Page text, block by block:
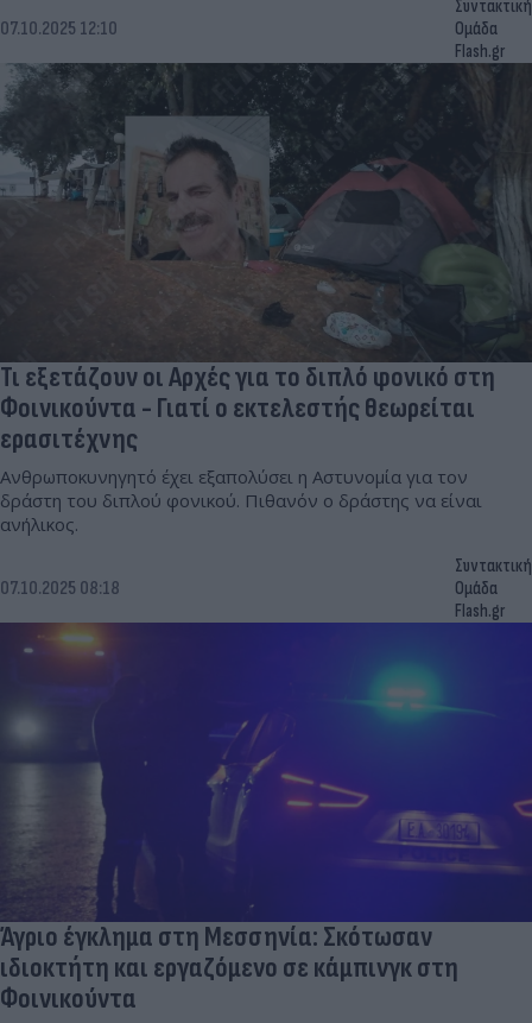
07.10.2025 12:10
Συντακτική
Ομάδα
Flash.gr
Τι εξετάζουν οι Αρχές για το διπλό φονικό στη
Φοινικούντα - Γιατί ο εκτελεστής θεωρείται
ερασιτέχνης
Ανθρωποκυνηγητό έχει εξαπολύσει η Αστυνομία για τον
δράστη του διπλού φονικού. Πιθανόν ο δράστης να είναι
ανήλικος.
07.10.2025 08:18
Συντακτική
Ομάδα
Flash.gr
Άγριο έγκλημα στη Μεσσηνία: Σκότωσαν
ιδιοκτήτη και εργαζόμενο σε κάμπινγκ στη
Φοινικούντα